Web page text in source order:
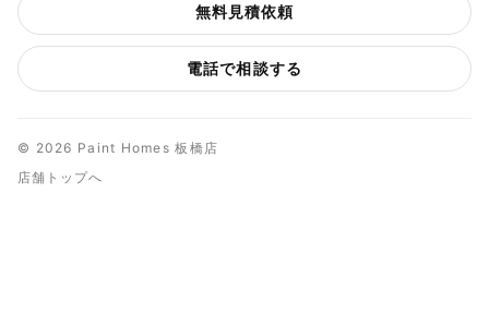
無料見積依頼
電話で相談する
© 2026 Paint Homes 板橋店
店舗トップへ